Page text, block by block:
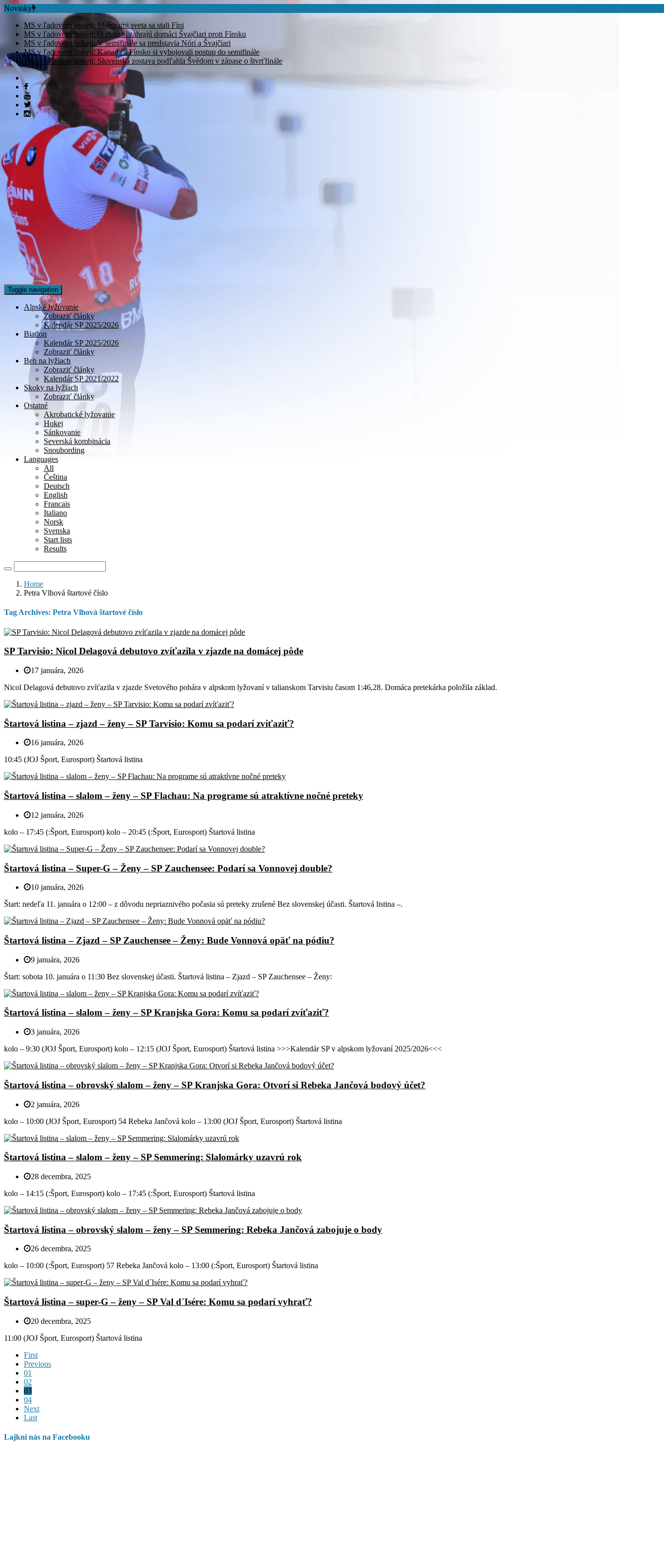
Novinky
MS v ľadovom hokeji: Majstrami sveta sa stali Fíni
MS v ľadovom hokeji: O zlato si zahrajú domáci Švajčiari proti Fínsku
MS v ľadovom hokeji: V semifinále sa predstavia Nóri a Švajčiari
MS v ľadovom hokeji: Kanada a Fínsko si vybojovali postup do semifinále
MS v ľadovom hokeji: Slovenská zostava podľahla Švédom v zápase o štvrťfinále
Toggle navigation
Alpské lyžovanie
Zobraziť články
Kalendár SP 2025/2026
Biatlon
Kalendár SP 2025/2026
Zobraziť články
Beh na lyžiach
Zobraziť články
Kalendár SP 2021/2022
Skoky na lyžiach
Zobraziť články
Ostatné
Akrobatické lyžovanie
Hokej
Sánkovanie
Severská kombinácia
Snoubording
Languages
All
Čeština
Deutsch
English
Francais
Italiano
Norsk
Svenska
Start lists
Results
Home
Petra Vlhová štartové číslo
Tag Archives: Petra Vlhová štartové číslo
SP Tarvisio: Nicol Delagová debutovo zvíťazila v zjazde na domácej pôde
17 januára, 2026
Nicol Delagová debutovo zvíťazila v zjazde Svetového pohára v alpskom lyžovaní v talianskom Tarvisiu časom 1:46,28. Domáca pretekárka položila základ.
Štartová listina – zjazd – ženy – SP Tarvisio: Komu sa podarí zvíťaziť?
16 januára, 2026
10:45 (JOJ Šport, Eurosport) Štartová listina
Štartová listina – slalom – ženy – SP Flachau: Na programe sú atraktívne nočné preteky
12 januára, 2026
kolo – 17:45 (:Šport, Eurosport) kolo – 20:45 (:Šport, Eurosport) Štartová listina
Štartová listina – Super-G – Ženy – SP Zauchensee: Podarí sa Vonnovej double?
10 januára, 2026
Štart: nedeľa 11. januára o 12:00 – z dôvodu nepriaznivého počasia sú preteky zrušené Bez slovenskej účasti. Štartová listina –.
Štartová listina – Zjazd – SP Zauchensee – Ženy: Bude Vonnová opäť na pódiu?
9 januára, 2026
Štart: sobota 10. januára o 11:30 Bez slovenskej účasti. Štartová listina – Zjazd – SP Zauchensee – Ženy:
Štartová listina – slalom – ženy – SP Kranjska Gora: Komu sa podarí zvíťaziť?
3 januára, 2026
kolo – 9:30 (JOJ Šport, Eurosport) kolo – 12:15 (JOJ Šport, Eurosport) Štartová listina >>>Kalendár SP v alpskom lyžovaní 2025/2026<<<
Štartová listina – obrovský slalom – ženy – SP Kranjska Gora: Otvorí si Rebeka Jančová bodový účet?
2 januára, 2026
kolo – 10:00 (JOJ Šport, Eurosport) 54 Rebeka Jančová kolo – 13:00 (JOJ Šport, Eurosport) Štartová listina
Štartová listina – slalom – ženy – SP Semmering: Slalomárky uzavrú rok
28 decembra, 2025
kolo – 14:15 (:Šport, Eurosport) kolo – 17:45 (:Šport, Eurosport) Štartová listina
Štartová listina – obrovský slalom – ženy – SP Semmering: Rebeka Jančová zabojuje o body
26 decembra, 2025
kolo – 10:00 (:Šport, Eurosport) 57 Rebeka Jančová kolo – 13:00 (:Šport, Eurosport) Štartová listina
Štartová listina – super-G – ženy – SP Val d´Isére: Komu sa podarí vyhrať?
20 decembra, 2025
11:00 (JOJ Šport, Eurosport) Štartová listina
First
Previous
01
02
03
04
Next
Last
Lajkni nás na Facebooku